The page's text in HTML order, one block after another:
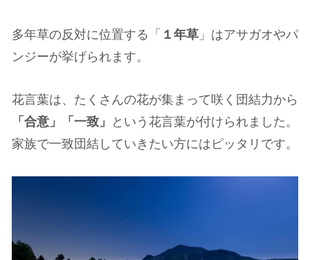
多年草の反対に位置する「 １年草」はアサガオやパ
ンジーが挙げられます。
花言葉は、たくさんの花が集まって咲く団結力から
「合意」「一致」
という花言葉が付けられました。
家族で一致団結していきたい方にはピッタリです。